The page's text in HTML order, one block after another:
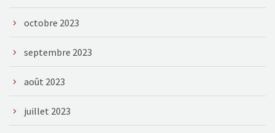
octobre 2023
septembre 2023
août 2023
juillet 2023